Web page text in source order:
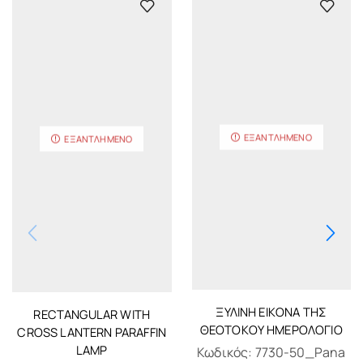
ΕΞΑΝΤΛΗΜΈΝΟ
RECTANGULAR WITH
CROSS LANTERN PARAFFIN
LAMP
ΕΞΑΝΤΛΗΜΈΝΟ
ΞΥΛΙΝΗ ΕΙΚΟΝΑ ΤΗΣ
ΘΕΟΤΟΚΟΥ ΗΜΕΡΟΛΟΓΙΟ
Κωδικός: 7730-50_Pana